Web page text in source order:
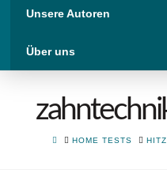
Unsere Autoren
Über uns
HOMEHOME TESTS